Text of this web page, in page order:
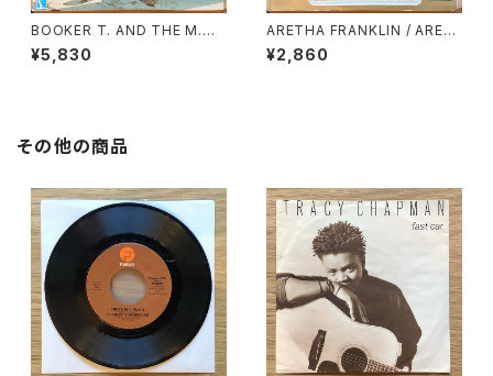
BOOKER T. AND THE M.
G.’S / SOUL LIMBO
¥5,830
ARETHA FRANKLIN / ARET
HA’S GOLD
¥2,860
その他の商品